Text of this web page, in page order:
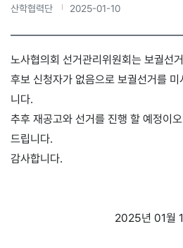
산학협력단 2025-01-10
노사협의회 선거관리위원회는 보궐선
후보 신청자가 없음으로 보궐선거를
니다.
추후 재공고와 선거를 진행 할 예정이
드립니다.
감사합니다.
2025년 01월